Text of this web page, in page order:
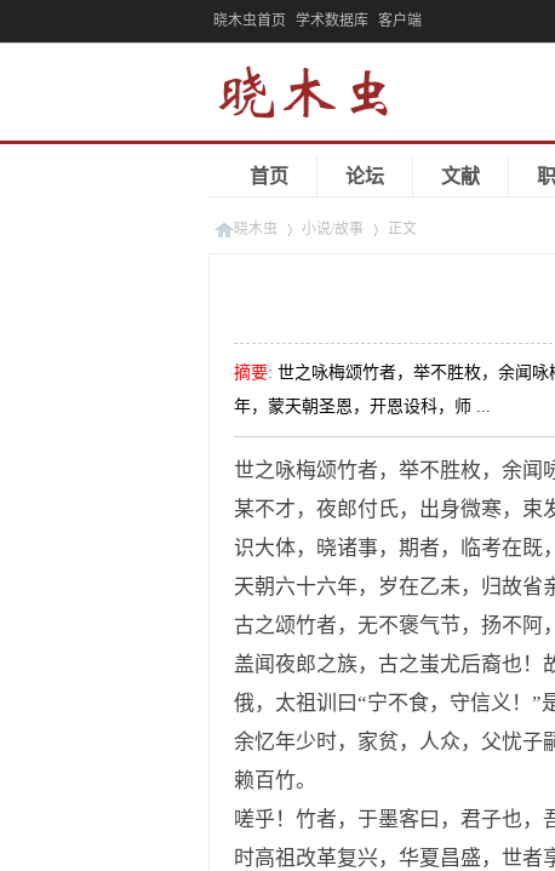
晓木虫首页 学术数据库 客户端
首页 论坛 文献
晓木虫 小说/故事 正文
摘要: 世之咏梅颂竹者，举不胜枚，余闻
年，蒙天朝圣恩，开恩设科，师 ...
世之咏梅颂竹者，举不胜枚，余闻
某不才，夜郎付氏，出身微寒，束
识大体，晓诸事，期者，临考在既
天朝六十六年，岁在乙未，归故省
古之颂竹者，无不褒气节，扬不阿
盖闻夜郎之族，古之蚩尤后裔也！
俄，太祖训曰“宁不食，守信义！”
余忆年少时，家贫，人众，父忧子
赖百竹。
嗟乎！竹者，于墨客曰，君子也，
时高祖改革复兴，华夏昌盛，世者